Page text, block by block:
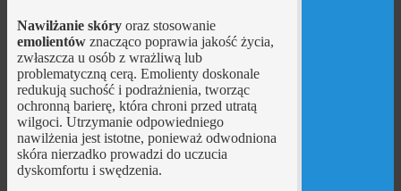
Nawilżanie skóryoraz stosowanie
emolientówznacząco poprawia jakość życia,
zwłaszcza u osób z wrażliwą lub
problematyczną cerą. Emolienty doskonale
redukują suchość i podrażnienia, tworząc
ochronną barierę, która chroni przed utratą
wilgoci. Utrzymanie odpowiedniego
nawilżenia jest istotne, ponieważ odwodniona
skóra nierzadko prowadzi do uczucia
dyskomfortu i swędzenia.